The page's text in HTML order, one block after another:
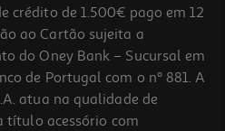
crédito de 1.500€ pago em 12
ao Cartão sujeita a
do Oney Bank – Sucursal em
de Portugal com o nº 881. A
atua na qualidade de
título acessório com